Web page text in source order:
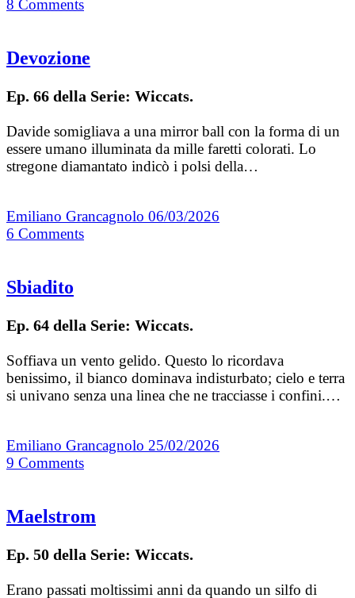
8 Comments
Devozione
Ep. 66 della Serie: Wiccats.
Davide somigliava a una mirror ball con la forma di un
essere umano illuminata da mille faretti colorati. Lo
stregone diamantato indicò i polsi della…
Emiliano Grancagnolo 06/03/2026
6 Comments
Sbiadito
Ep. 64 della Serie: Wiccats.
Soffiava un vento gelido. Questo lo ricordava
benissimo, il bianco dominava indisturbato; cielo e terra
si univano senza una linea che ne tracciasse i confini.…
Emiliano Grancagnolo 25/02/2026
9 Comments
Maelstrom
Ep. 50 della Serie: Wiccats.
Erano passati moltissimi anni da quando un silfo di